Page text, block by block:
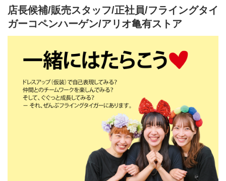
■お店の雰囲気はブログでご覧いただけます！
https://blog.jp.flyingtiger.com/brand/flying-tiger-
copenhagen/shop/lalaporttokyobay
Zebra Japan株式会社（東京都渋谷区神宮前2-22-16）
店長候補/販売スタッフ/正社員/フライングタイ
ガーコペンハーゲン/アリオ亀有ストア